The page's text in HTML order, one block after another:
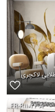
لاکچری
FR-R۱۱۰۲۴-A